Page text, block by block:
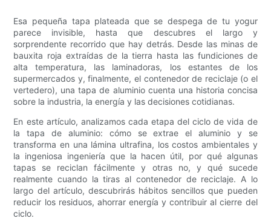
Esa pequeña tapa plateada que se despega de tu yogur
parece invisible, hasta que descubres el largo y
sorprendente recorrido que hay detrás. Desde las minas de
bauxita roja extraídas de la tierra hasta las fundiciones de
alta temperatura, las laminadoras, los estantes de los
supermercados y, finalmente, el contenedor de reciclaje (o el
vertedero), una tapa de aluminio cuenta una historia concisa
sobre la industria, la energía y las decisiones cotidianas.
En este artículo, analizamos cada etapa del ciclo de vida de
la tapa de aluminio: cómo se extrae el aluminio y se
transforma en una lámina ultrafina, los costos ambientales y
la ingeniosa ingeniería que la hacen útil, por qué algunas
tapas se reciclan fácilmente y otras no, y qué sucede
realmente cuando la tiras al contenedor de reciclaje. A lo
largo del artículo, descubrirás hábitos sencillos que pueden
reducir los residuos, ahorrar energía y contribuir al cierre del
ciclo.